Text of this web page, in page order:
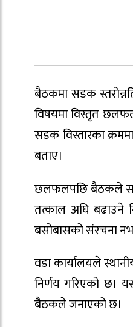
बैठकमा सडक
विषयमा विस्तृत
सडक विस्तारका
बताए।
छलफलपछि बैठकले सडक
तत्काल अघि बढाउने
बसोबासको संरचना
वडा कार्यालयले
निर्णय गरिएको छ।
बैठकले जनाएको छ।